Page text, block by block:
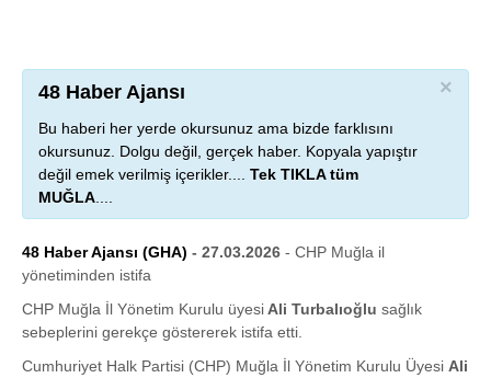
×
48 Haber Ajansı
Bu haberi her yerde okursunuz ama bizde farklısını
okursunuz. Dolgu değil, gerçek haber. Kopyala yapıştır
değil emek verilmiş içerikler.... Tek TIKLA tüm
MUĞLA
48 Haber Ajansı (GHA) - 27.03.2026 - CHP Muğla il
yönetiminden istifa
CHP Muğla İl Yönetim Kurulu üyesi Ali Turbalıoğlu sağlık
sebeplerini gerekçe göstererek istifa etti.
Cumhuriyet Halk Partisi (CHP) Muğla İl Yönetim Kurulu Üyesi Ali